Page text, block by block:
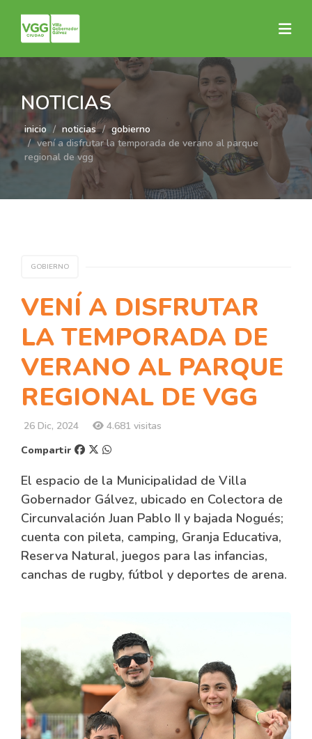
NOTICIAS
inicio noticias
gobierno
vení a disfrutar la temporada de verano al parque
regional de vgg
GOBIERNO
VENÍ A DISFRUTAR
LA TEMPORADA DE
VERANO AL PARQUE
REGIONAL DE VGG
26 Dic, 2024
4.681 visitas
Compartir
El espacio de la Municipalidad de Villa
Gobernador Gálvez, ubicado en Colectora de
Circunvalación Juan Pablo II y bajada Nogués;
cuenta con pileta, camping, Granja Educativa,
Reserva Natural, juegos para las infancias,
canchas de rugby, fútbol y deportes de arena.